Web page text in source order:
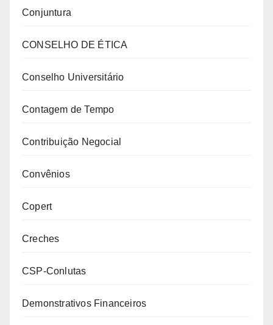
Conjuntura
CONSELHO DE ÉTICA
Conselho Universitário
Contagem de Tempo
Contribuição Negocial
Convênios
Copert
Creches
CSP-Conlutas
Demonstrativos Financeiros